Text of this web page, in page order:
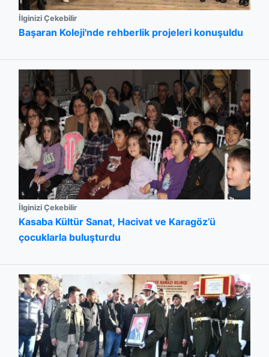
İlginizi Çekebilir
Başaran Koleji'nde rehberlik projeleri konuşuldu
İlginizi Çekebilir
Kasaba Kültür Sanat, Hacivat ve Karagöz’ü
çocuklarla buluşturdu